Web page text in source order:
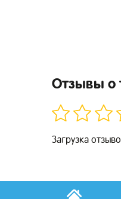
Отзывы о
Загрузка